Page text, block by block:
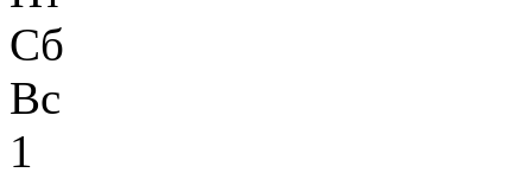
Сб
Вс
1